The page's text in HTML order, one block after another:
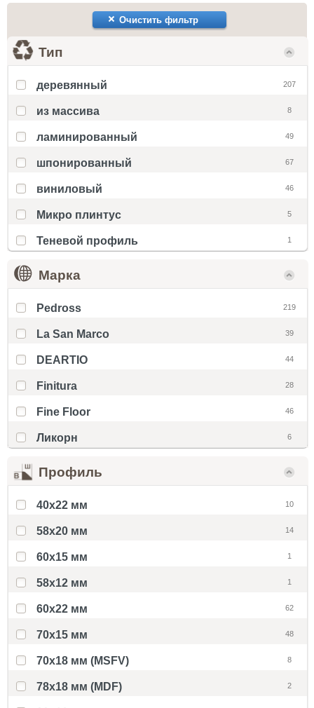
Очистить фильтр
Тип
деревянный 207
из массива 8
ламинированный 49
шпонированный 67
виниловый 46
Микро плинтус 5
Теневой профиль 1
Марка
Pedross 219
La San Marco 39
DEARTIO 44
Finitura 28
Fine Floor 46
Ликорн 6
Профиль
40x22 мм 10
58x20 мм 14
60x15 мм 1
58х12 мм 1
60x22 мм 62
70x15 мм 48
70x18 мм (MSFV) 8
78x18 мм (MDF) 2